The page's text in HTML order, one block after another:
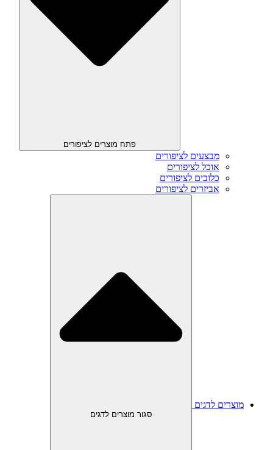
פתח מוצרים לציפורים
מבצעים לציפורים
אוכל לציפורים
כלובים לציפורים
אביזרים לציפורים
מוצרים לדגים
סגור מוצרים לדגים